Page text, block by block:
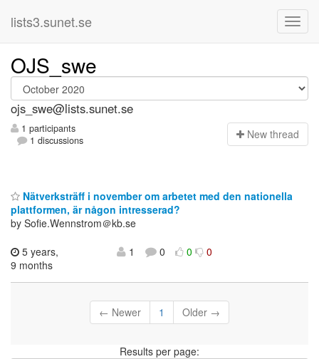
lists3.sunet.se
OJS_swe
ojs_swe@lists.sunet.se
1 participants
1 discussions
New thread
Nätverksträff i november om arbetet med den nationella
plattformen, är någon intresserad?
by Sofie.Wennstrom＠kb.se
5 years,
9 months
1 0 0 0
← Newer 1 Older →
Results per page: